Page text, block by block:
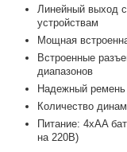
Линейный выход
устройствам
Мощная
Встроенные
диапазонов
Надежный ремень
Количество
Питание: 4xAA
на 220В)